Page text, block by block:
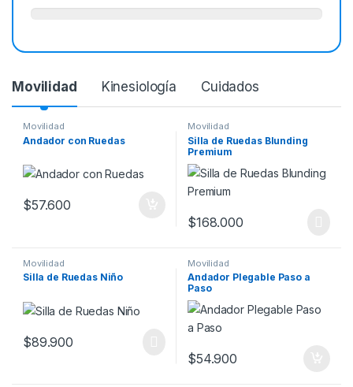
Movilidad Kinesiología Cuidados
Movilidad
Andador con Ruedas
$57.600
Movilidad
Silla de Ruedas Blunding
Premium
$168.000
Movilidad
Silla de Ruedas Niño
$89.900
Movilidad
Andador Plegable Paso a
Paso
$54.900